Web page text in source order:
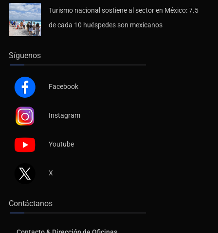
Turismo nacional sostiene al sector en México: 7.5
de cada 10 huéspedes son mexicanos
Síguenos
Facebook
Instagram
Youtube
X
Contáctanos